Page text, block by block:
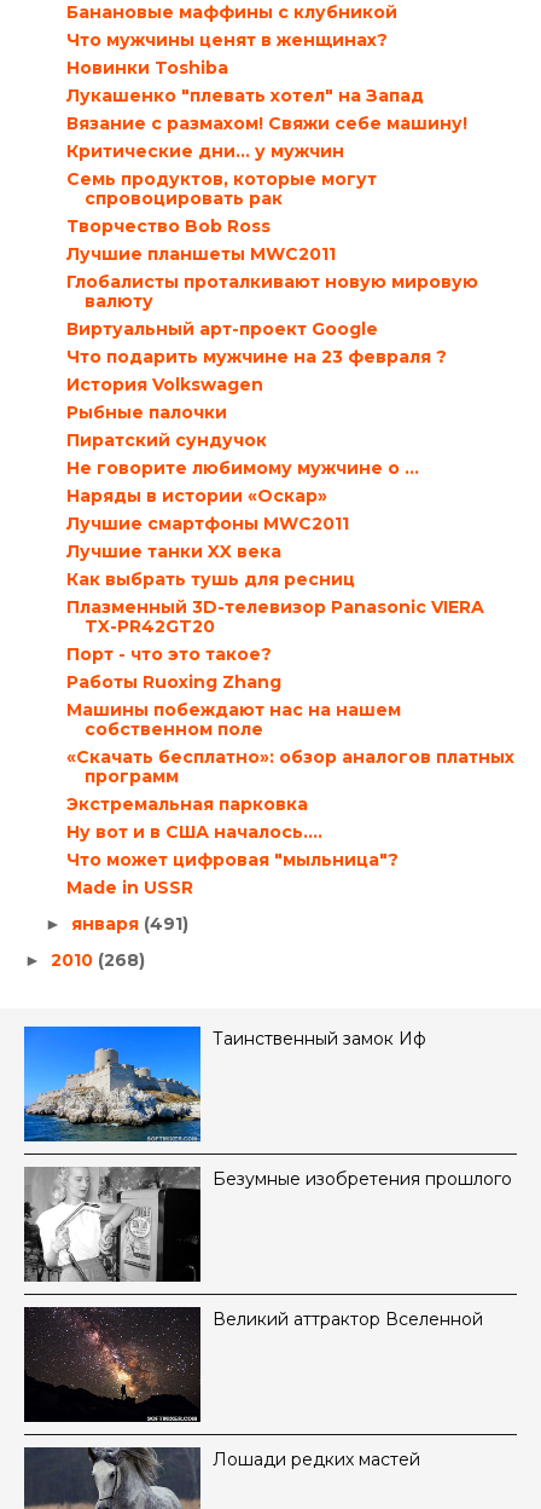
Банановые маффины с клубникой
Что мужчины ценят в женщинах?
Новинки Toshiba
Лукашенко "плевать хотел" на Запад
Вязание с размахом! Свяжи себе машину!
Критические дни… у мужчин
Семь продуктов, которые могут
спровоцировать рак
Творчество Bob Ross
Лучшие планшеты MWC2011
Глобалисты проталкивают новую мировую
валюту
Виртуальный арт-проект Google
Что подарить мужчине на 23 февраля ?
История Volkswagen
Рыбные палочки
Пиратский сундучок
Не говорите любимому мужчине о …
Наряды в истории «Оскар»
Лучшие смартфоны MWC2011
Лучшие танки XX века
Как выбрать тушь для ресниц
Плазменный 3D-телевизор Panasonic VIERA
TX-PR42GT20
Порт - что это такое?
Работы Ruoxing Zhang
Машины побеждают нас на нашем
собственном поле
«Скачать бесплатно»: обзор аналогов платных
программ
Экстремальная парковка
Ну вот и в США началось....
Что может цифровая "мыльница"?
Made in USSR
► января (491)
► 2010 (268)
Таинственный замок Иф
Безумные изобретения прошлого
Великий аттрактор Вселенной
Лошади редких мастей